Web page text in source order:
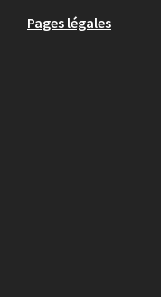
Pages légales